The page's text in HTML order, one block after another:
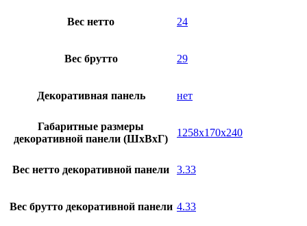
Вес нетто 24
Вес брутто 29
Декоративная панель нет
Габаритные размеры
декоративной панели (ШxВxГ)
1258x170x240
Вес нетто декоративной панели 3.33
Вес брутто декоративной панели 4.33